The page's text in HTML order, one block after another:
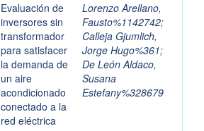
Evaluación de
inversores sin
transformador
para satisfacer
la demanda de
un aire
acondicionado
conectado a la
red eléctrica
Lorenzo Arellano,
Fausto%1142742;
Calleja Gjumlich,
Jorge Hugo%361;
De León Aldaco,
Susana
Estefany%328679